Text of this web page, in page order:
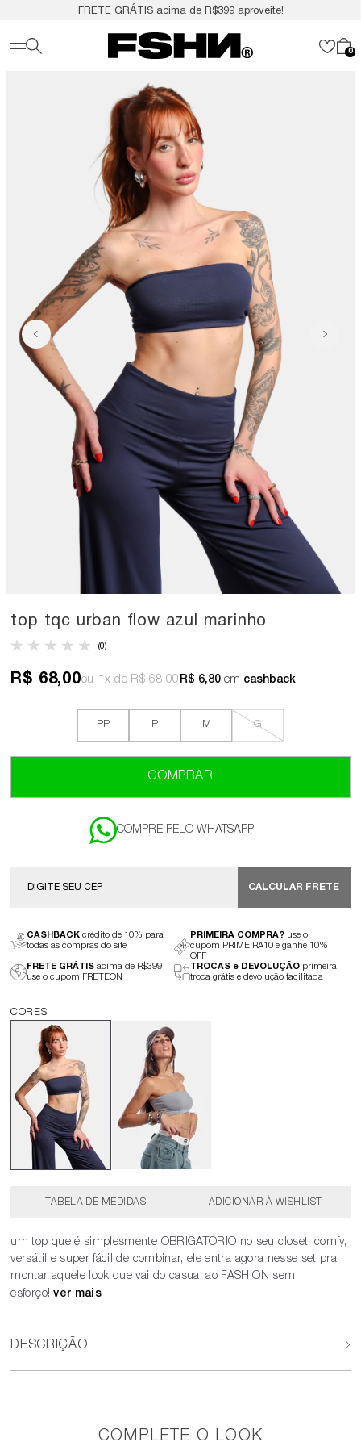
FRETE GRÁTIS acima de R$399 aproveite!
0
top tqc urban flow azul marinho
(0)
R$ 68,00 1x R$ 68,00 R$ 6,80em cashback
PP P M G
COMPRAR
CALCULAR FRETE
CASHBACK crédito de 10% para
todas as compras do site
PRIMEIRA COMPRA? use o
cupom PRIMEIRA10 e ganhe 10%
OFF
FRETE GRÁTIS acima de R$399
use o cupom FRETEON
TROCAS e DEVOLUÇÃO primeira
troca grátis e devolução facilitada
TABELA DE MEDIDAS
um top que é simplesmente OBRIGATÓRIO no seu closet! comfy,
versátil e super fácil de combinar, ele entra agora nesse set pra
montar aquele look que vai do casual ao FASHION sem
esforço!
DESCRIÇÃO
COMPLETE O LOOK